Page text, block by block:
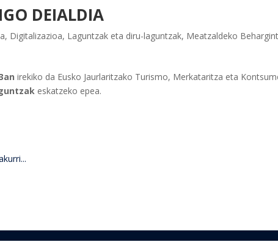
DEIALDIA
, Digitalizazioa, Laguntzak eta diru-laguntzak, Meatzaldeko
irekiko da Eusko Jaurlaritzako Turismo, Merkataritza eta
eskatzeko epea.